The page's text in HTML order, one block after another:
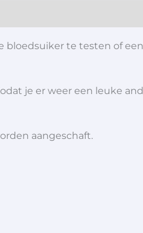
bloedsuiker te testen of
je er weer een leuke
aangeschaft.